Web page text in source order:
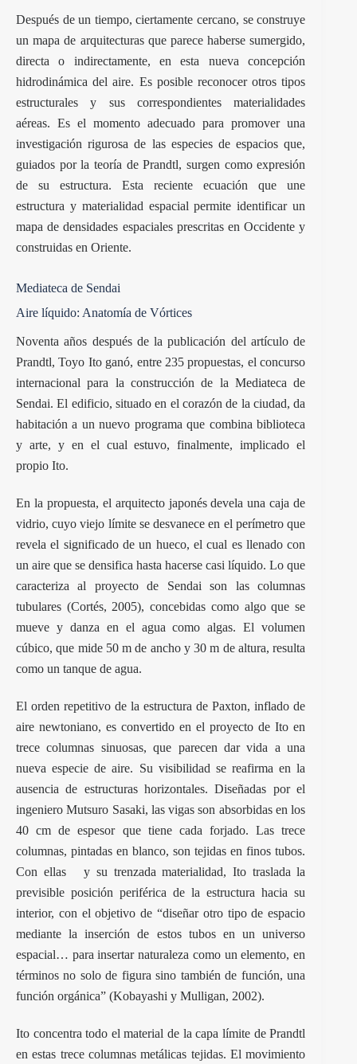
Después de un tiempo, ciertamente cercano, se construye
un mapa de arquitecturas que parece haberse sumergido,
directa o indirectamente, en esta nueva concepción
hidrodinámica del aire. Es posible reconocer otros tipos
estructurales y sus correspondientes materialidades
aéreas. Es el momento adecuado para promover una
investigación rigurosa de las especies de espacios que,
guiados por la teoría de Prandtl, surgen como expresión
de su estructura. Esta reciente ecuación que une
estructura y materialidad espacial permite identificar un
mapa de densidades espaciales prescritas en Occidente y
construidas en Oriente.
Mediateca de Sendai
Aire líquido: Anatomía de Vórtices
Noventa años después de la publicación del artículo de
Prandtl, Toyo Ito ganó, entre 235 propuestas, el concurso
internacional para la construcción de la Mediateca de
Sendai. El edificio, situado en el corazón de la ciudad, da
habitación a un nuevo programa que combina biblioteca
y arte, y en el cual estuvo, finalmente, implicado el
propio Ito.
En la propuesta, el arquitecto japonés devela una caja de
vidrio, cuyo viejo límite se desvanece en el perímetro que
revela el significado de un hueco, el cual es llenado con
un aire que se densifica hasta hacerse casi líquido. Lo que
caracteriza al proyecto de Sendai son las columnas
tubulares (Cortés, 2005), concebidas como algo que se
mueve y danza en el agua como algas. El volumen
cúbico, que mide 50 m de ancho y 30 m de altura, resulta
como un tanque de agua.
El orden repetitivo de la estructura de Paxton, inflado de
aire newtoniano, es convertido en el proyecto de Ito en
trece columnas sinuosas, que parecen dar vida a una
nueva especie de aire. Su visibilidad se reafirma en la
ausencia de estructuras horizontales. Diseñadas por el
ingeniero Mutsuro Sasaki, las vigas son absorbidas en los
40 cm de espesor que tiene cada forjado. Las trece
columnas, pintadas en blanco, son tejidas en finos tubos.
Con ellas y su trenzada materialidad, Ito traslada la
previsible posición periférica de la estructura hacia su
interior, con el objetivo de “diseñar otro tipo de espacio
mediante la inserción de estos tubos en un universo
espacial… para insertar naturaleza como un elemento, en
términos no solo de figura sino también de función, una
función orgánica” (Kobayashi y Mulligan, 2002).
Ito concentra todo el material de la capa límite de Prandtl
en estas trece columnas metálicas tejidas. El movimiento